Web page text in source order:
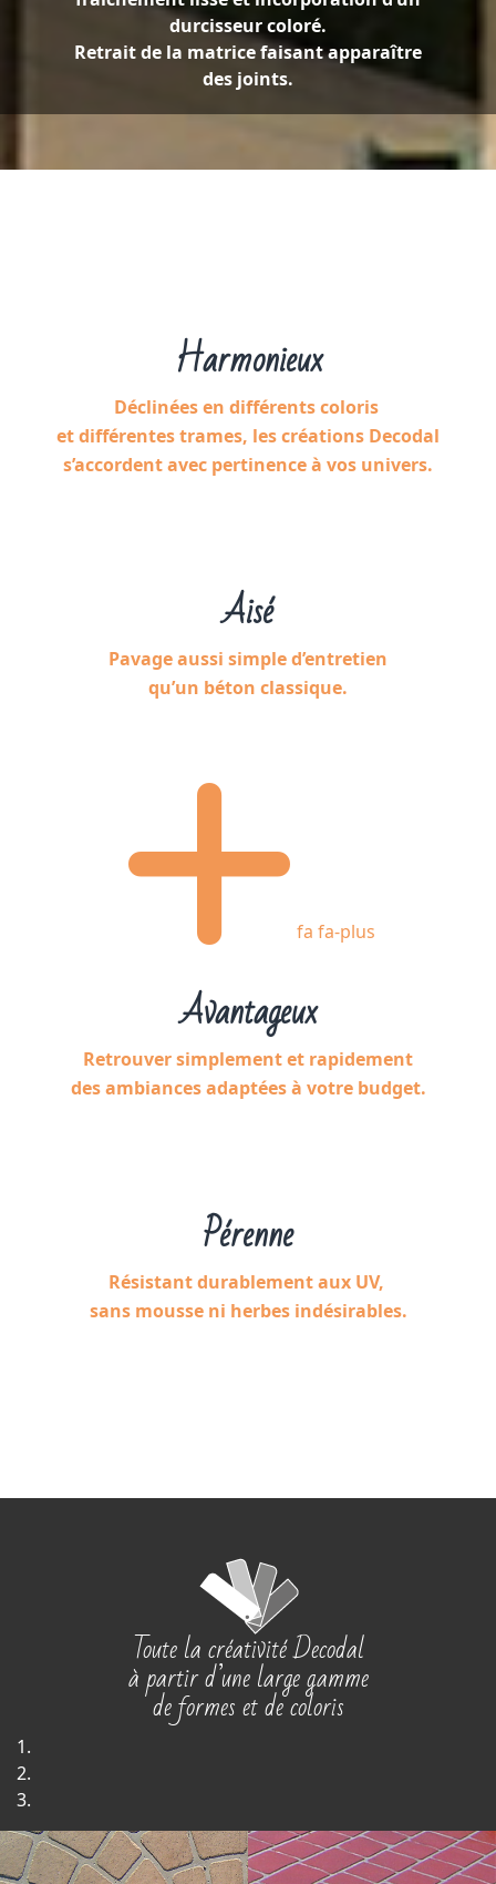
durcisseur coloré.
Retrait de la matrice faisant apparaître
des joints.
Harmonieux
Déclinées en différents coloris
et différentes trames, les créations Decodal
s’accordent avec pertinence à vos univers.
Aisé
Pavage aussi simple d’entretien
qu’un béton classique.
fa fa-plus
Avantageux
Retrouver simplement et rapidement
des ambiances adaptées à votre budget.
Pérenne
Résistant durablement aux UV,
sans mousse ni herbes indésirables.
Toute la créativité Decodal
à partir d’une large gamme
de formes et de coloris